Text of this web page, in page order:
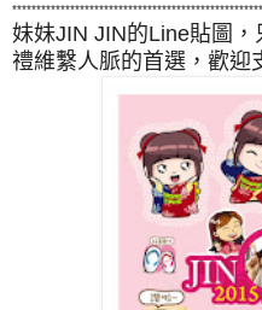
妹妹JIN JIN的Line貼圖
禮維繫人脈的首選，歡迎